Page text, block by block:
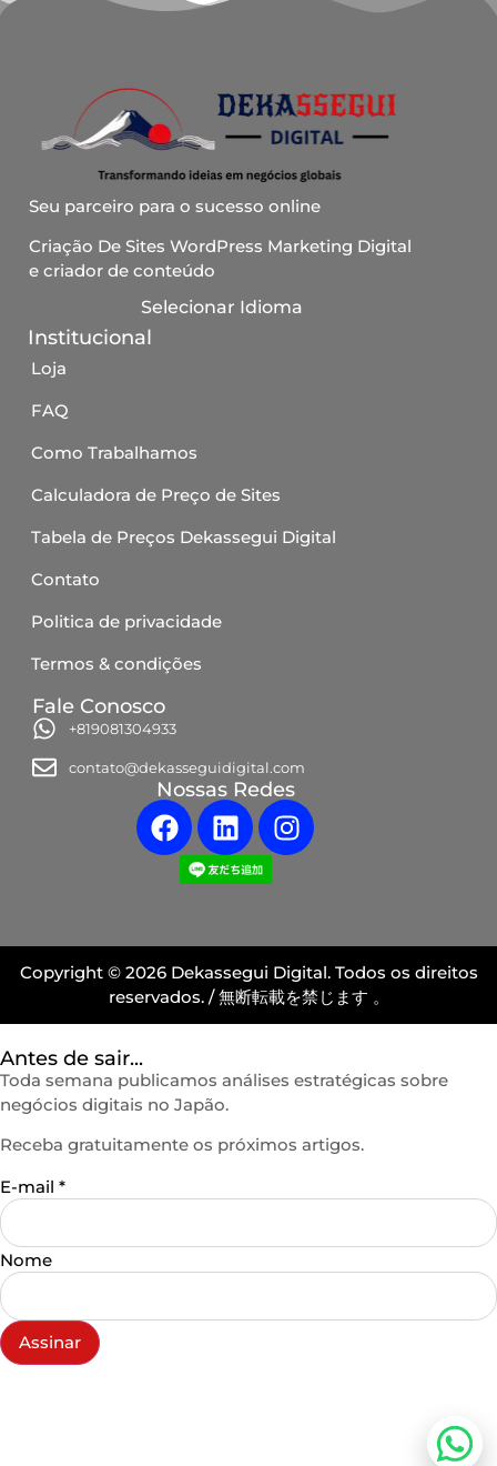
Seu parceiro para o sucesso online
Criação De Sites WordPress Marketing Digital
e criador de conteúdo
Selecionar Idioma
Institucional
Loja
FAQ
Como Trabalhamos
Calculadora de Preço de Sites
Tabela de Preços Dekassegui Digital
Contato
Politica de privacidade
Termos & condições
Fale Conosco
+819081304933
contato@dekasseguidigital.com
Nossas Redes
Copyright © 2026 Dekassegui Digital. Todos os direitos
reservados. / 無断転載を禁じます 。
Antes de sair...
Toda semana publicamos análises estratégicas sobre
negócios digitais no Japão.
Receba gratuitamente os próximos artigos.
E-mail *
Nome
Assinar